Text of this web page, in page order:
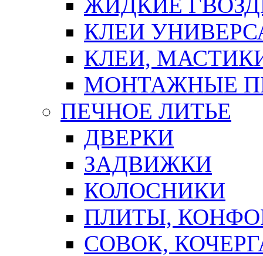
ЖИДКИЕ
КЛЕИ
КЛЕИ,
МОНТАЖНЫЕ
ПЕЧНОЕ ЛИТЬЕ
ДВЕРКИ
ЗАДВИЖКИ
КОЛОСНИКИ
ПЛИТЫ,
СОВОК,